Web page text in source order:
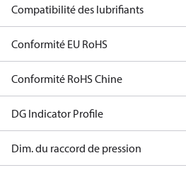
Compatibilité des lubrifiants
Conformité EU RoHS
Conformité RoHS Chine
DG Indicator Profile
Dim. du raccord de pression